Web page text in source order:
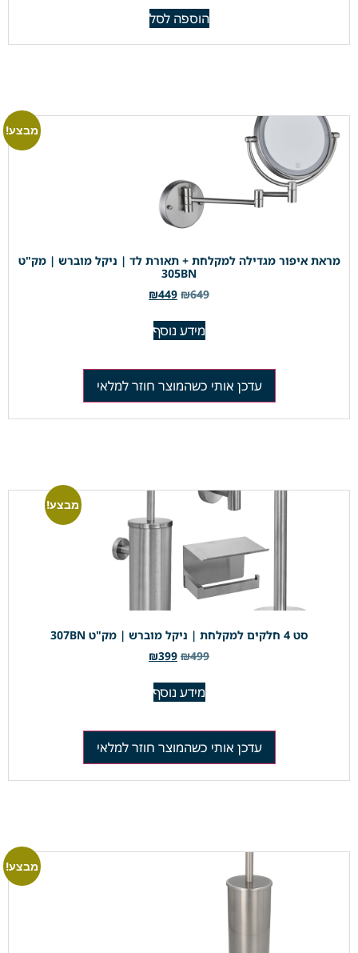
הוספה לסל
מבצע!
מראת איפור מגדילה למקלחת + תאורת לד | ניקל מוברש | מק"ט
305BN
₪649
₪449
מידע נוסף
עדכן אותי כשהמוצר חוזר למלאי
מבצע!
סט 4 חלקים למקלחת | ניקל מוברש | מק"ט 307BN
₪499
₪399
מידע נוסף
עדכן אותי כשהמוצר חוזר למלאי
מבצע!